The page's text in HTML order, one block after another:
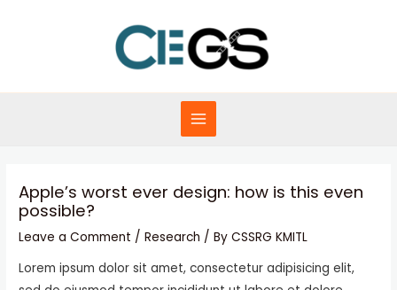
MAIN
Apple’s worst ever design: how is this even
possible?
Leave a Comment /Research / ByCSSRG KMITL
Lorem ipsum dolor sit amet, consectetur adipisicing elit,